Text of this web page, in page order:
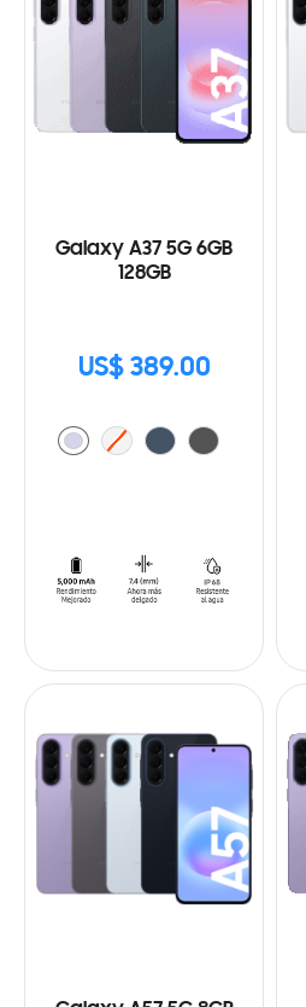
Galaxy A37 5G 6GB
128GB
US$ 389.00